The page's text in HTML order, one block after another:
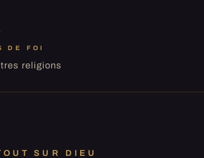
DE FOI
religions
SUR DIEU